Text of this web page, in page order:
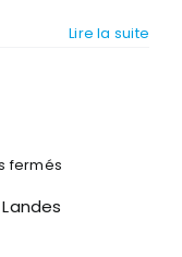
Lire la suite
fermés